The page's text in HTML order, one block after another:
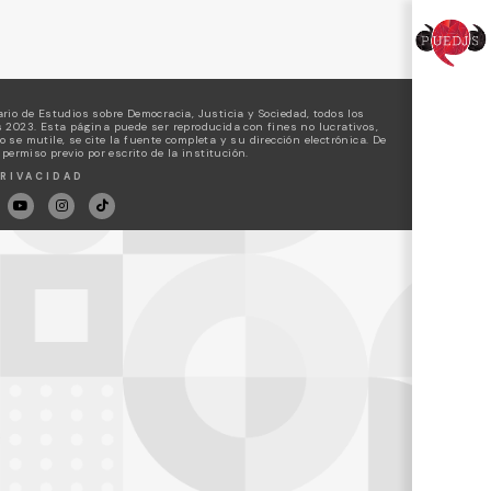
de Estudios sobre Democracia, Justicia y Sociedad, todos los
2023. Esta página puede ser reproducida con fines no lucrativos,
se mutile, se cite la fuente completa y su dirección electrónica. De
previo por escrito de la institución.